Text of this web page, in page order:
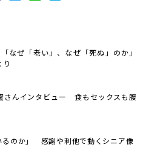
なぜ「老い」、なぜ「死ぬ」のか」
り
さんインタビュー 食もセックスも腹
るのか」 感謝や利他で動くシニア像